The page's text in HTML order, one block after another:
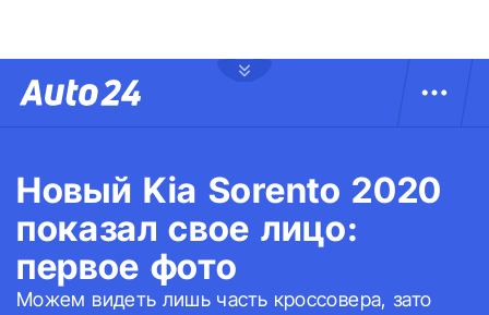
Новый Kia Sorento 2020
показал свое лицо:
первое фото
Можем видеть лишь часть кроссовера, зато